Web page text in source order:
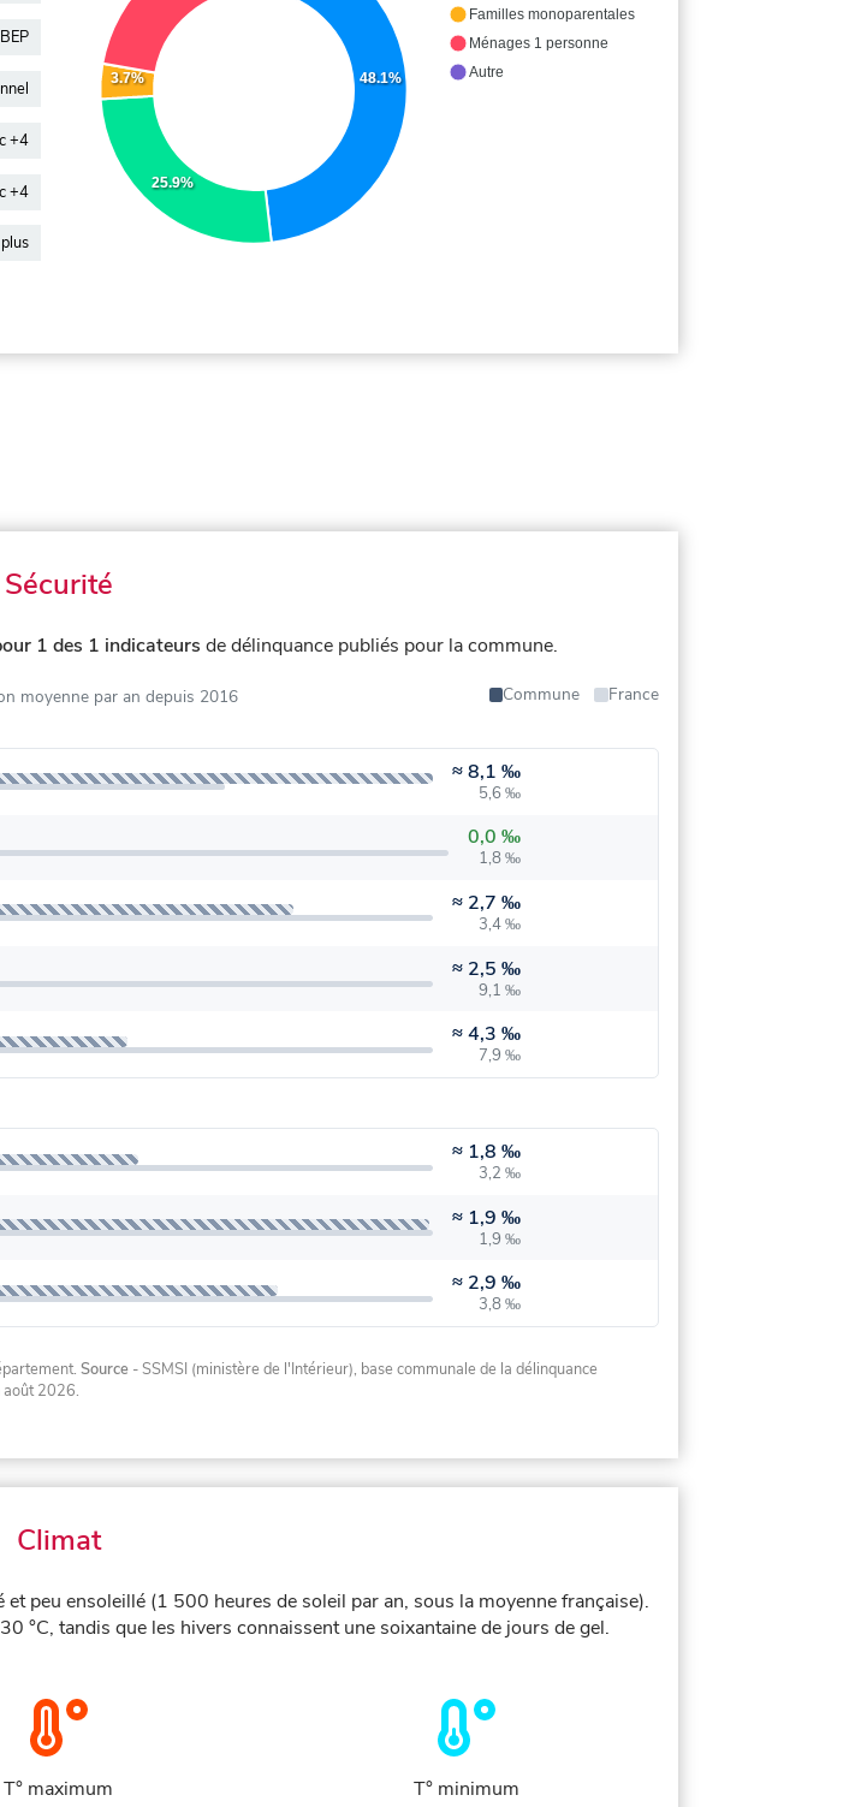
+4
+4
48.1%
25.9%
3.7%
Familles monoparentales
Ménages 1 personne
Autre
Sécurité
1 des 1 indicateurs de délinquance publiés pour la commune.
moyenne par an depuis 2016 Commune
France
≈8,1 ‰
5,6 ‰
0,0 ‰
1,8 ‰
≈ 2,7 ‰
3,4 ‰
≈ 2,5 ‰
9,1 ‰
≈4,3 ‰
7,9 ‰
≈ 1,8 ‰
3,2 ‰
≈ 1,9 ‰
1,9 ‰
≈ 2,9 ‰
3,8 ‰
Source - SSMSI (ministère de l'Intérieur), base communale de la délinquance
2026.
Climat
peu ensoleillé (1 500 heures de soleil par an, sous la moyenne française).
°C, tandis que les hivers connaissent une soixantaine de jours de gel.
T° maximum
T° minimum